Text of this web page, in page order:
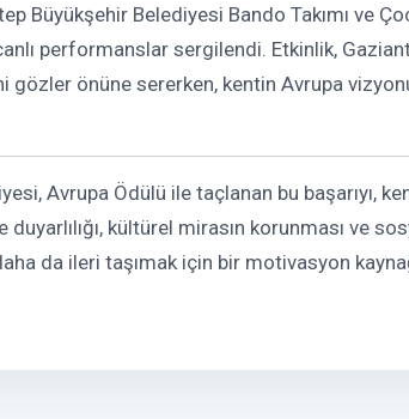
Büyükşehir Belediyesi Bando Takımı ve
performanslar sergilendi. Etkinlik,
gözler önüne sererken, kentin Avrupa
Avrupa Ödülü ile taçlanan bu başarıyı,
kültürel mirasın korunması ve
da ileri taşımak için bir motivasyon